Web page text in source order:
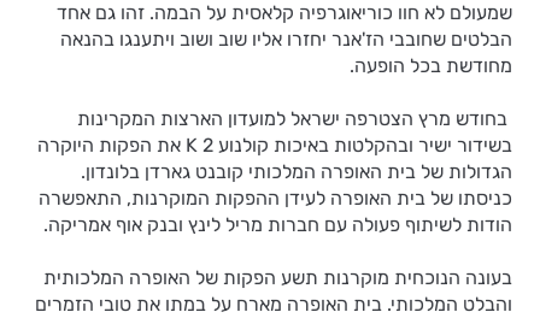
שמעולם לא חוו כוריאוגרפיה קלאסית על הבמה. זהו גם אחד
הבלטים שחובבי הז'אנר יחזרו אליו שוב ושוב ויתענגו בהנאה
מחודשת בכל הופעה.
בחודש מרץ הצטרפה ישראל למועדון הארצות המקרינות
בשידור ישיר ובהקלטות באיכות קולנוע 2 K את הפקות היוקרה
הגדולות של בית האופרה המלכותי קובנט גארדן בלונדון.
כניסתו של בית האופרה לעידן ההפקות המוקרנות, התאפשרה
הודות לשיתוף פעולה עם חברות מריל לינץ ובנק אוף אמריקה.
בעונה הנוכחית מוקרנות תשע הפקות של האופרה המלכותית
והבלט המלכותי. בית האופרה מארח על במתו את טובי הזמרים